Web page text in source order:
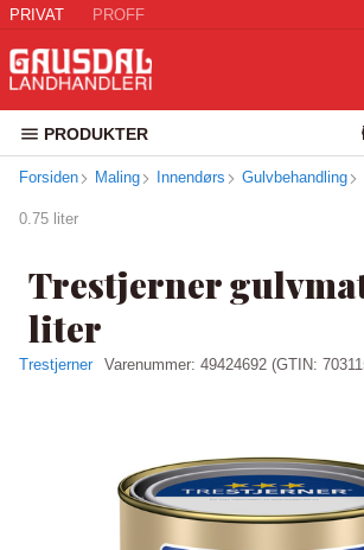
PRIVAT PROFF
PRODUKTER
Forsiden Maling Innendørs Gulvbehandling
0.75 liter
Trestjerner
liter
Trestjerner Varenummer: 49424692 (GTIN: